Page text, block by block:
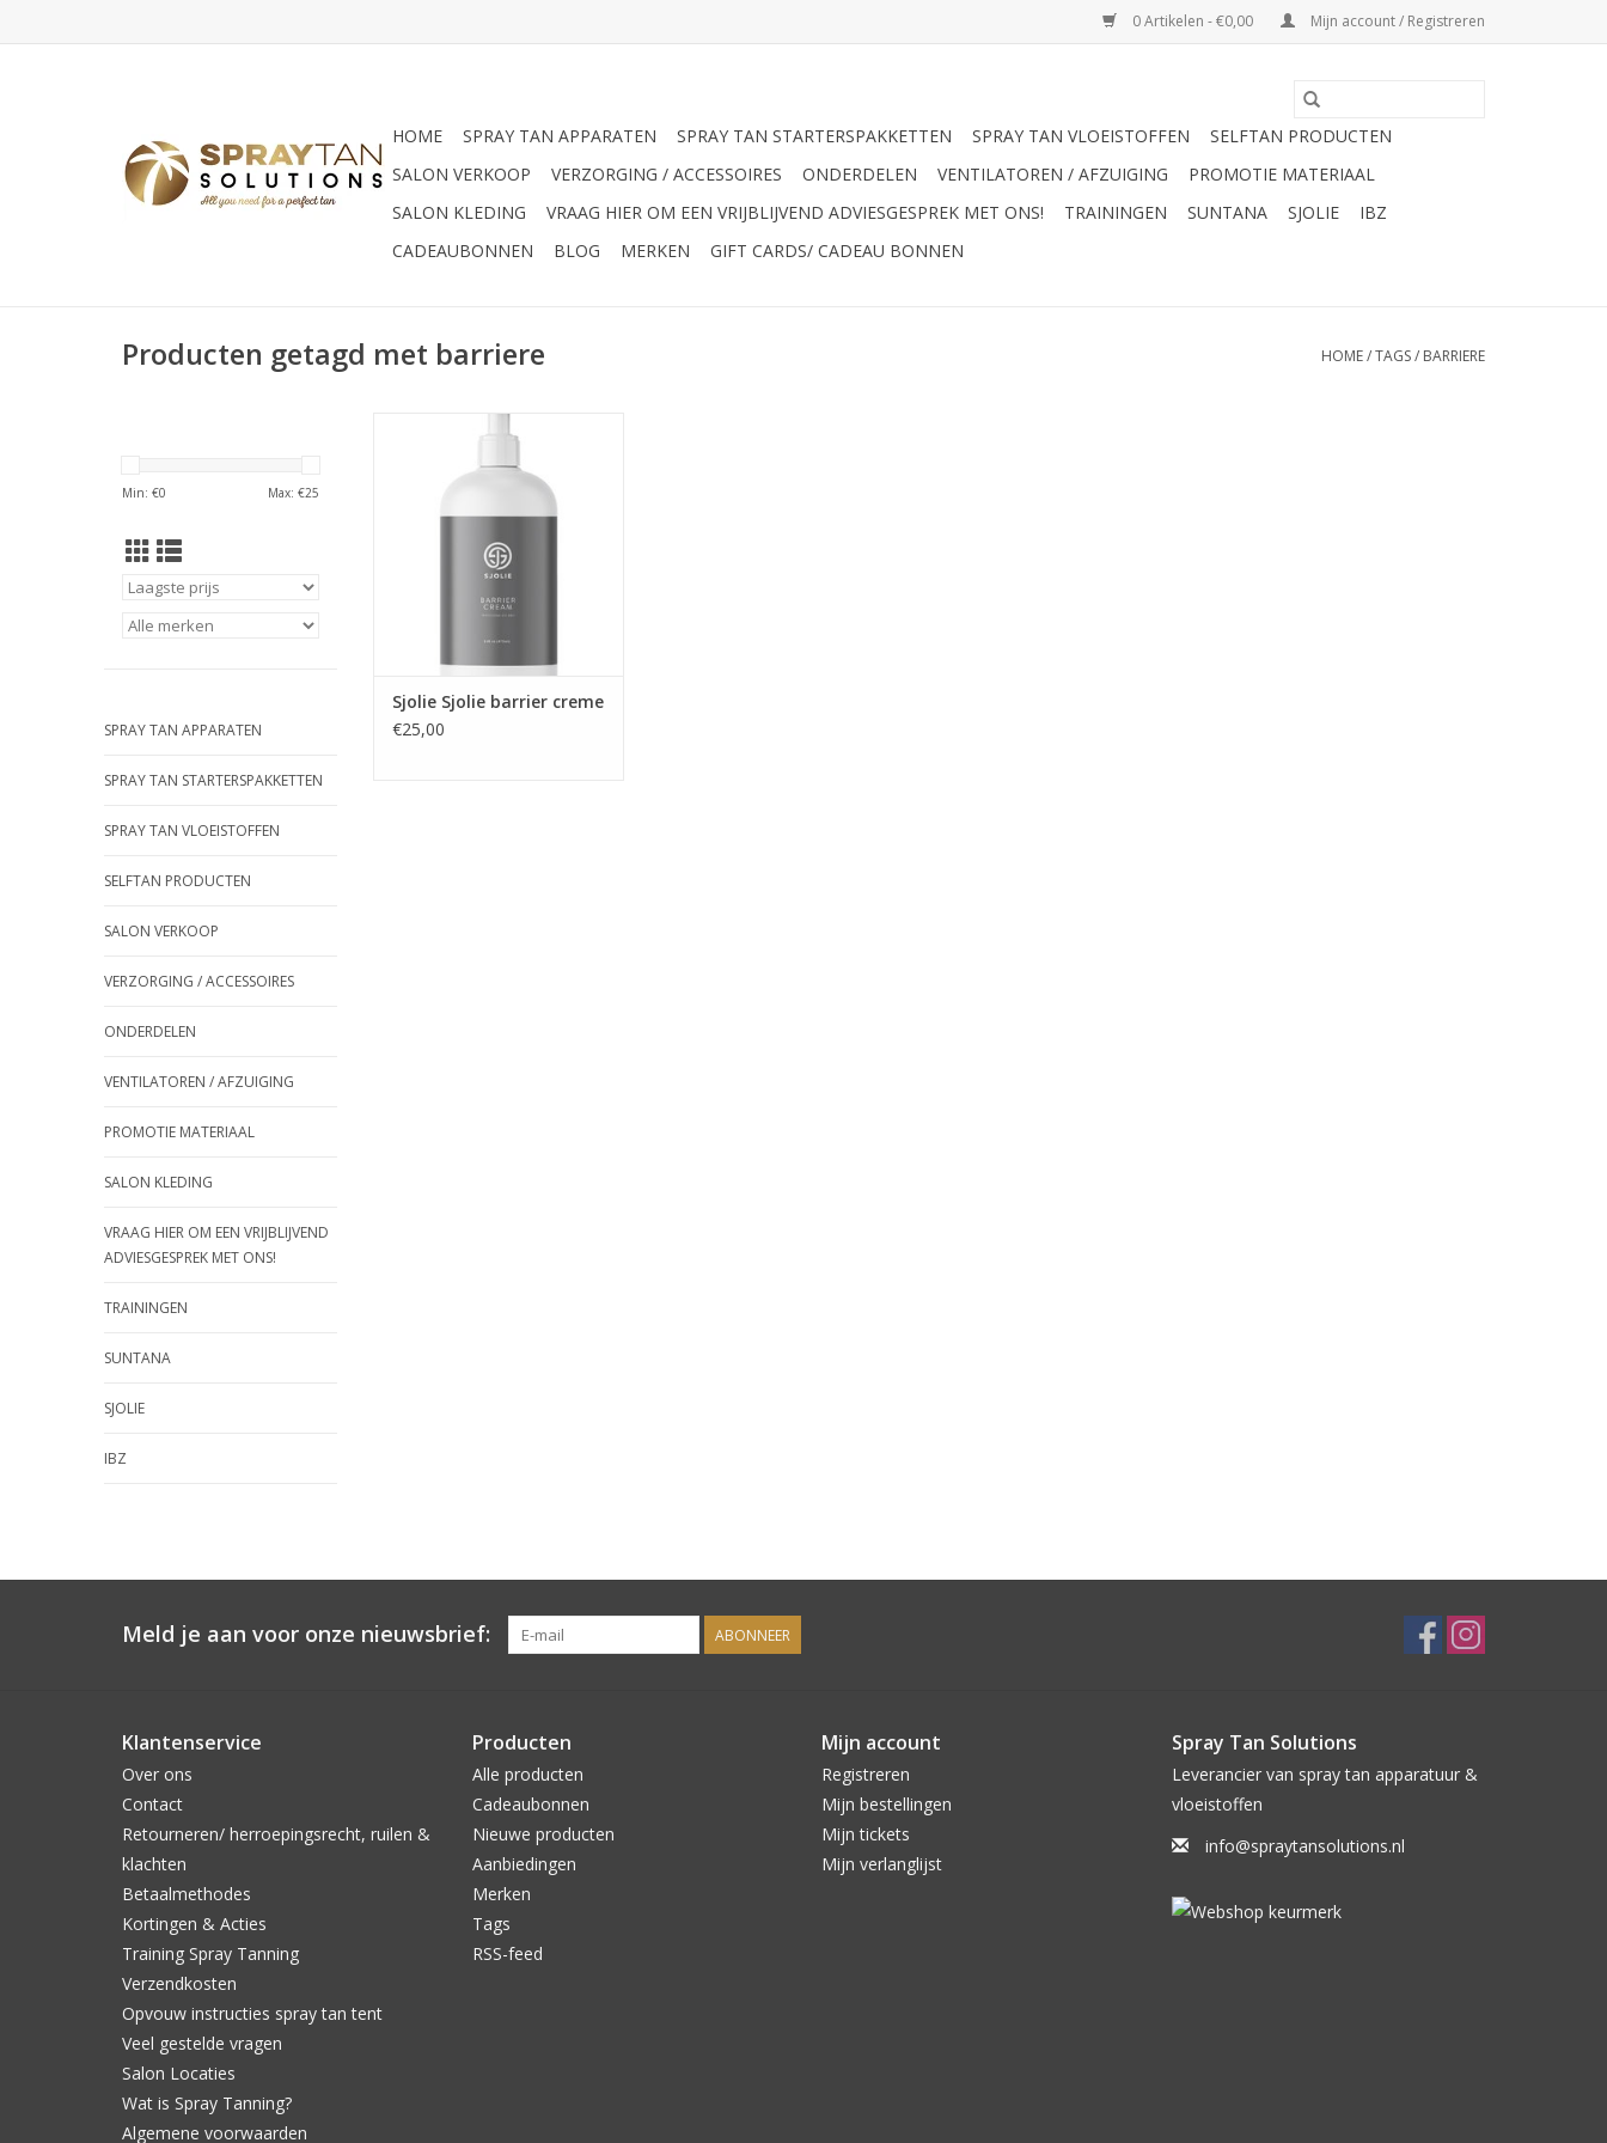
0 Artikelen - €0,00 Mijn account / Registreren
HOME SPRAY TAN APPARATEN SPRAY TAN STARTERSPAKKETTEN SPRAY TAN VLOEISTOFFEN
SELFTAN PRODUCTEN
SALON VERKOOP
VERZORGING / ACCESSOIRES ONDERDELEN VENTILATOREN / AFZUIGING
PROMOTIE MATERIAAL
SALON KLEDING
VRAAG HIER OM EEN VRIJBLIJVEND ADVIESGESPREK MET ONS! TRAININGEN SUNTANA SJOLIE
IBZ
CADEAUBONNEN
BLOG MERKEN GIFT CARDS/ CADEAU BONNEN
Producten getagd met barriere HOME/TAGS/ BARRIERE
Min: €0 Max: €25
SPRAY TAN APPARATEN
SPRAY TAN STARTERSPAKKETTEN
SPRAY TAN VLOEISTOFFEN
SELFTAN PRODUCTEN
SALON VERKOOP
VERZORGING / ACCESSOIRES
ONDERDELEN
VENTILATOREN / AFZUIGING
PROMOTIE MATERIAAL
SALON KLEDING
VRAAG HIER OM EEN VRIJBLIJVEND
ADVIESGESPREK MET ONS!
TRAININGEN
SUNTANA
SJOLIE
IBZ
TOEVOEGEN AAN WINKELWAGEN
Sjolie Sjolie barrier creme
€25,00
Meld je aan voor onze nieuwsbrief: ABONNEER
Klantenservice
Over ons
Contact
Retourneren/ herroepingsrecht, ruilen &
klachten
Betaalmethodes
Kortingen & Acties
Training Spray Tanning
Verzendkosten
Opvouw instructies spray tan tent
Veel gestelde vragen
Salon Locaties
Wat is Spray Tanning?
Algemene voorwaarden
Producten
Alle producten
Cadeaubonnen
Nieuwe producten
Aanbiedingen
Merken
Tags
RSS-feed
Mijn account
Registreren
Mijn bestellingen
Mijn tickets
Mijn verlanglijst
Spray Tan Solutions
Leverancier van spray tan apparatuur &
vloeistoffen
info@spraytansolutions.nl